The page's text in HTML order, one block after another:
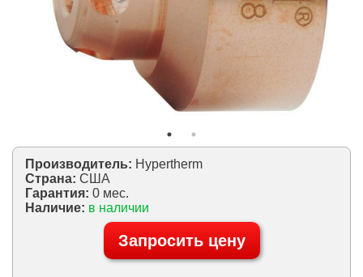
Производитель: Hypertherm
Страна: США
Гарантия: 0 мес.
Наличие: в наличии
Запросить цену